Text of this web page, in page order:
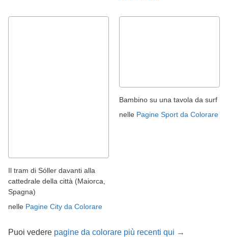
Il tram di Sóller davanti alla
cattedrale della città (Maiorca,
Spagna)
nelle Pagine City da Colorare
Bambino su una tavola da surf
nelle Pagine Sport da Colorare
Puoi vedere pagine da colorare più recenti qui →